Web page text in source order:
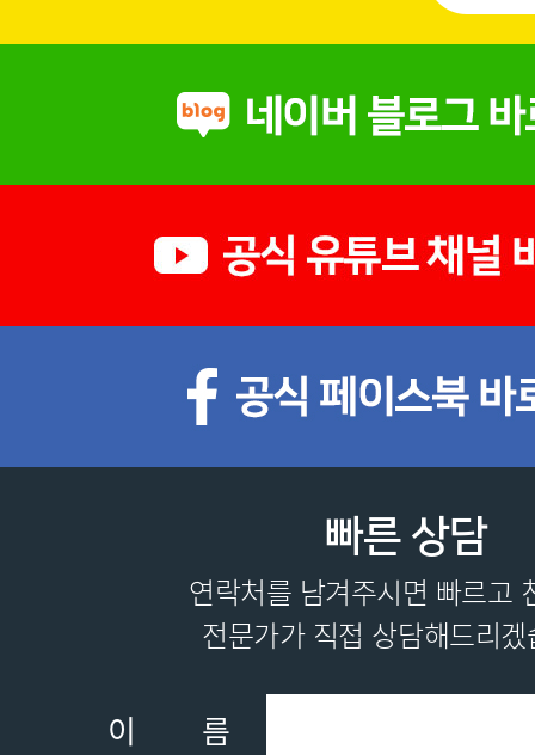
빠른 상담
연락처를 남겨주시면 빠르고
전문가가 직접 상담해드리
이름